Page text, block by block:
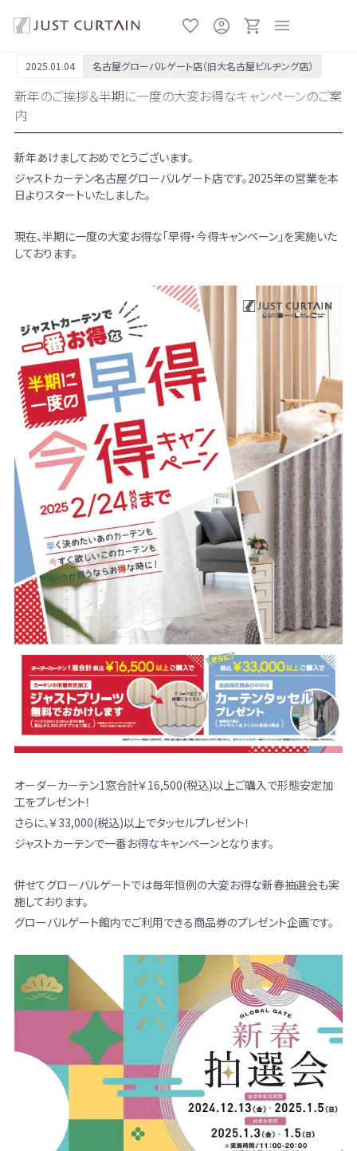
2025.01.04 名古屋グローバルゲート店（旧大名古屋ビルヂング店）
新年のご挨拶＆半期に一度の大変お得なキャンペーンのご案
内
新年あけましておめでとうございます。
ジャストカーテン名古屋グローバルゲート店です。2025年の営業を本
日よりスタートいたしました。
現在、半期に一度の大変お得な「早得・今得キャンペーン」を実施いた
しております。
オーダーカーテン1窓合計￥16,500(税込)以上ご購入で形態安定加
工をプレゼント！
さらに、￥33,000(税込)以上でタッセルプレゼント！
ジャストカーテンで一番お得なキャンペーンとなります。
併せてグローバルゲートでは毎年恒例の大変お得な新春抽選会も実
施しております。
グローバルゲート館内でご利用できる商品券のプレゼント企画です。